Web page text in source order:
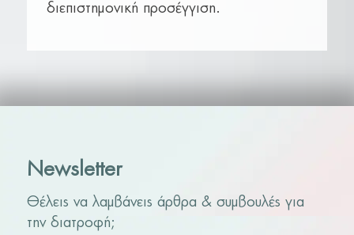
διεπιστημονική προσέγγιση.
Newsletter
Θέλεις να λαμβάνεις άρθρα & συμβουλές για
την διατροφή;